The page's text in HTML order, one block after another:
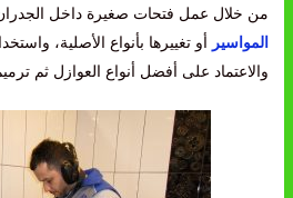
من خلال عمل فتحات صغيرة داخل الجدران
المواسير أو تغييرها بأنواع الأصلية،
والاعتماد على أفضل أنواع العوازل ثم